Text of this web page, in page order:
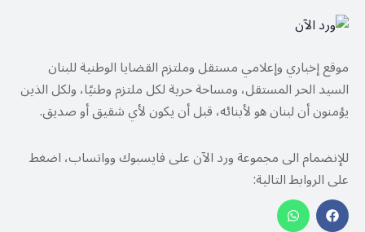
موقع إخباري وإعلامي مستقل وملتزم القضايا الوطنية للبنان
السيد الحر المستقل، ومساحة حرية لكل ملتزم وطنيًا، ولكل الذين
يؤمنون أن لبنان هو لأبنائه، قبل أن يكون لأي شقيق أو صديق.
للإنضمام الى مجموعة ورد الآن على فايسبوك وواتساب، اضغط
على الروابط التالية: